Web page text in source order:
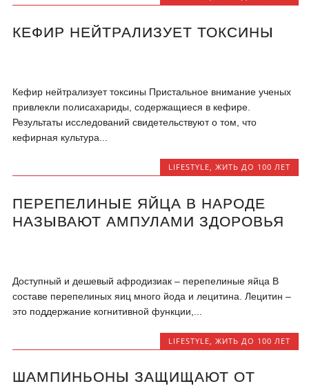
КЕФИР НЕЙТРАЛИЗУЕТ ТОКСИНЫ
Кефир нейтрализует токсины Пристальное внимание ученых
привлекли полисахариды, содержащиеся в кефире.
Результаты исследований свидетельствуют о том, что
кефирная культура...
LIFESTYLE, ЖИТЬ ДО 100 ЛЕТ
ПЕРЕПЕЛИНЫЕ ЯЙЦА В НАРОДЕ
НАЗЫВАЮТ АМПУЛАМИ ЗДОРОВЬЯ
Доступный и дешевый афродизиак – перепелиные яйца В
составе перепелиных яиц много йода и лецитина. Лецитин –
это поддержание когнитивной функции,...
LIFESTYLE ЖИТЬ ДО 100 ЛЕТ
ШАМПИНЬОНЫ ЗАЩИЩАЮТ ОТ